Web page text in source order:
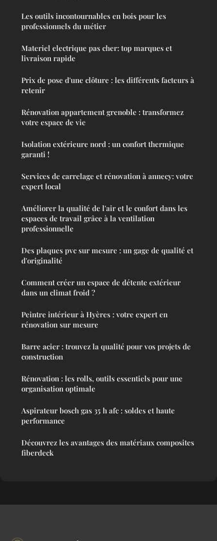
Les outils incontournables en bois pour les
professionnels du métier
Materiel electrique pas cher: top marques et
livraison rapide
Prix de pose d'une clôture : les différents facteurs à
retenir
Rénovation appartement grenoble : transformez
votre espace de vie
Isolation extérieure nord : un confort thermique
garanti !
Services de carrelage et rénovation à annecy: votre
expert local
Améliorer la qualité de l'air et le confort dans les
espaces de travail grâce à la ventilation
professionnelle
Des plaques pvc sur mesure : un gage de qualité et
d'originalité
Comment créer un espace de détente extérieur
dans un climat froid ?
Peintre intérieur à Hyères : votre expert en
rénovation sur mesure
Barre acier : trouvez la qualité pour vos projets de
construction
Rénovation : les rolls, outils essentiels pour une
organisation optimale
Aspirateur bosch gas 35 h afc : soldes et haute
performance
Découvrez les avantages des matériaux composites
fiberdeck